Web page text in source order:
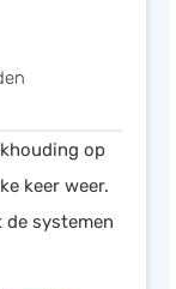
op
keer weer.
de systemen